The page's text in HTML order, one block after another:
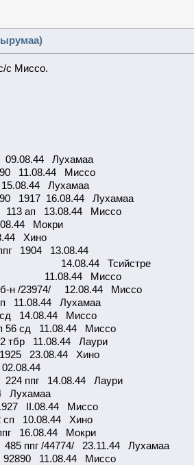
с Миссо.
Лухамаа
11.08.44 Миссо
Лухамаа
1917 16.08.44 Лухамаа
113 ап 13.08.44 Миссо
Мокри
Хино
1904 13.08.44
ряд. 14.08.44 Тсийстре
11.08.44 Миссо
н /23974/ 12.08.44 Миссо
11.08.44 Лухамаа
14.08.44 Миссо
56 сд 11.08.44 Миссо
тбр 11.08.44 Лаури
23.08.44 Хино
ппг 14.08.44 Лаури
Лухамаа
II.08.44 Миссо
сп 10.08.44 Хино
16.08.44 Мокри
ппг /44774/ 23.11.44 Лухамаа
92890 11.08.44 Миссо